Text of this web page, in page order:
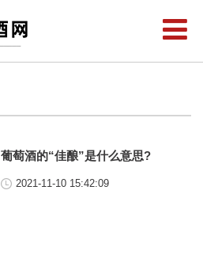
葡萄酒的“佳酿”是什么意思?
2021-11-10 15:42:09